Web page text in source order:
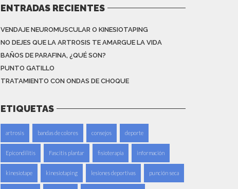
ENTRADAS RECIENTES
VENDAJE NEUROMUSCULAR O KINESIOTAPING
NO DEJES QUE LA ARTROSIS TE AMARGUE LA VIDA
BAÑOS DE PARAFINA, ¿QUÉ SON?
PUNTO GATILLO
TRATAMIENTO CON ONDAS DE CHOQUE
ETIQUETAS
artrosis bandas de colores consejos deporte
Epicondilitis Fascitis plantar fisioterapia información
kinesiotape kinesiotaping lesiones deportivas punción seca